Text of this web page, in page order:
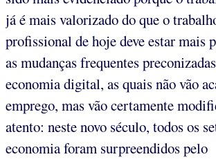
já é mais valorizado do que o
profissional de hoje deve estar mais
as mudanças frequentes
economia digital, as quais não vão
emprego, mas vão certamente
atento: neste novo século, todos os
economia foram surpreendidos pelo